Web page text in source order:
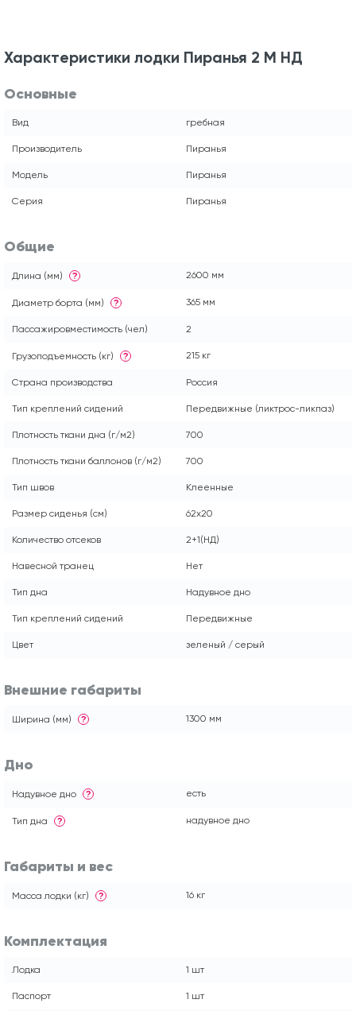
Характеристики лодки Пиранья 2 М НД
Основные
Вид гребная
Производитель Пиранья
Модель Пиранья
Серия Пиранья
Общие
Длина (мм) ? 2600 мм
Диаметр борта (мм) ? 365 мм
Пассажировместимость (чел) 2
Грузоподъемность (кг) ? 215 кг
Страна производства Россия
Тип креплений сидений Передвижные (ликтрос-ликпаз)
Плотность ткани дна (г/м2) 700
Плотность ткани баллонов (г/м2) 700
Тип швов Клеенные
Размер сиденья (см) 62x20
Количество отсеков 2+1(НД)
Навесной транец Нет
Тип дна Надувное дно
Тип креплений сидений Передвижные
Цвет зеленый / серый
Внешние габариты
Ширина (мм) ? 1300 мм
Дно
Надувное дно ? есть
Тип дна ? надувное дно
Габариты и вес
Масса лодки (кг) ? 16 кг
Комплектация
Лодка 1 шт
Паспорт 1 шт